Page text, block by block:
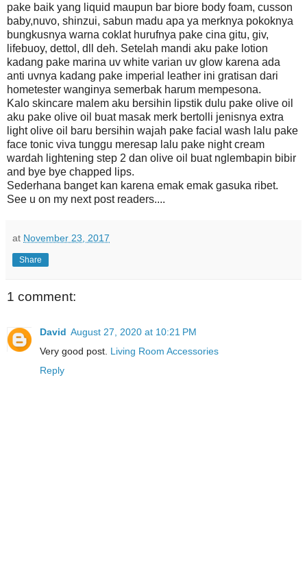
pake baik yang liquid maupun bar biore body foam, cusson
baby,nuvo, shinzui, sabun madu apa ya merknya pokoknya
bungkusnya warna coklat hurufnya pake cina gitu, giv,
lifebuoy, dettol, dll deh. Setelah mandi aku pake lotion
kadang pake marina uv white varian uv glow karena ada
anti uvnya kadang pake imperial leather ini gratisan dari
hometester wanginya semerbak harum mempesona.
Kalo skincare malem aku bersihin lipstik dulu pake olive oil
aku pake olive oil buat masak merk bertolli jenisnya extra
light olive oil baru bersihin wajah pake facial wash lalu pake
face tonic viva tunggu meresap lalu pake night cream
wardah lightening step 2 dan olive oil buat nglembapin bibir
and bye bye chapped lips.
Sederhana banget kan karena emak emak gasuka ribet.
See u on my next post readers....
at November 23, 2017
Share
1 comment:
David August 27, 2020 at 10:21 PM
Very good post. Living Room Accessories
Reply